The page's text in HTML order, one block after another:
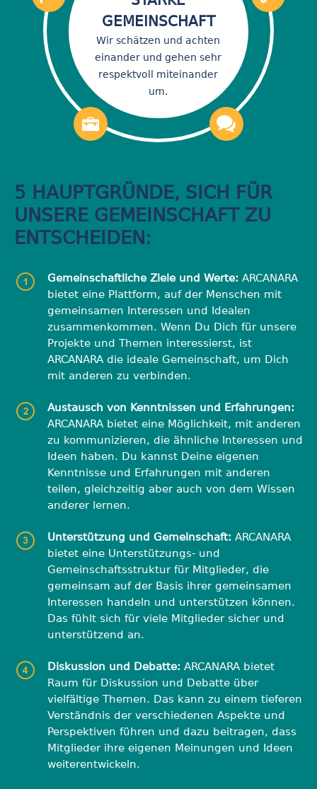
GEMEINSCHAFT
Wir schätzen und achten
einander und gehen sehr
respektvoll miteinander
um.
5 HAUPTGRÜNDE, SICH FÜR
UNSERE GEMEINSCHAFT ZU
ENTSCHEIDEN:
Gemeinschaftliche Ziele und Werte: ARCANARA
bietet eine Plattform, auf der Menschen mit
gemeinsamen Interessen und Idealen
zusammenkommen. Wenn Du Dich für unsere
Projekte und Themen interessierst, ist
ARCANARA die ideale Gemeinschaft, um Dich
mit anderen zu verbinden.
Austausch von Kenntnissen und Erfahrungen:
ARCANARA bietet eine Möglichkeit, mit anderen
zu kommunizieren, die ähnliche Interessen und
Ideen haben. Du kannst Deine eigenen
Kenntnisse und Erfahrungen mit anderen
teilen, gleichzeitig aber auch von dem Wissen
anderer lernen.
Unterstützung und Gemeinschaft: ARCANARA
bietet eine Unterstützungs- und
Gemeinschaftsstruktur für Mitglieder, die
gemeinsam auf der Basis ihrer gemeinsamen
Interessen handeln und unterstützen können.
Das fühlt sich für viele Mitglieder sicher und
unterstützend an.
Diskussion und Debatte: ARCANARA bietet
Raum für Diskussion und Debatte über
vielfältige Themen. Das kann zu einem tieferen
Verständnis der verschiedenen Aspekte und
Perspektiven führen und dazu beitragen, dass
Mitglieder ihre eigenen Meinungen und Ideen
weiterentwickeln.